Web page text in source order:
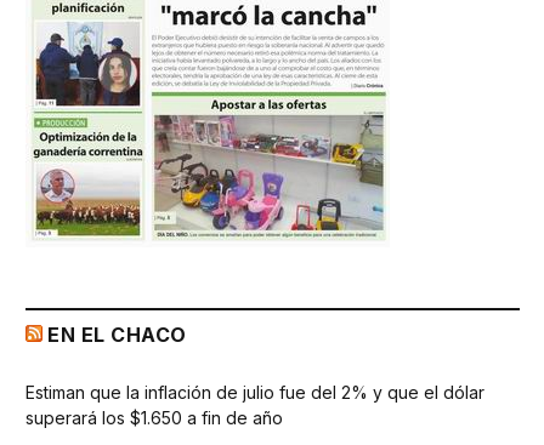
EN EL CHACO
Estiman que la inflación de julio fue del 2% y que el dólar
superará los $1.650 a fin de año